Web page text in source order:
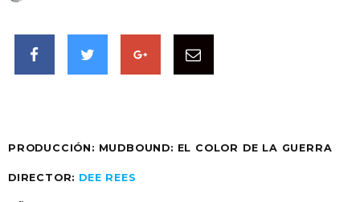
PRODUCCIÓN: MUDBOUND: EL COLOR DE LA GUERRA
DIRECTOR: DEE REES